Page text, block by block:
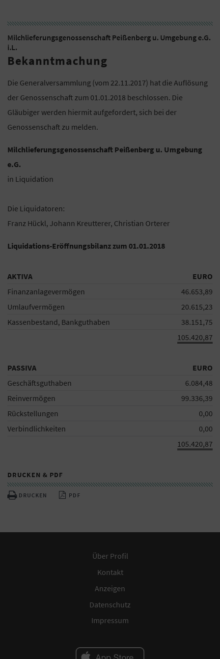
Milchlieferungsgenossenschaft Peißenberg u. Umgebung e.G.
i.L.
Bekanntmachung
Die Generalversammlung (vom 22.11.2017) hat die Auflösung
der Genossenschaft zum 01.01.2018 beschlossen. Die
Gläubiger werden hiermit aufgefordert, sich bei der
Genossenschaft zu melden.
Milchlieferungsgenossenschaft Peißenberg u. Umgebung
e.G.
in Liquidation
Die Liquidatoren:
Franz Hückl, Johann Kreutterer, Christian Orterer
Liquidations-Eröffnungsbilanz zum 01.01.2018
AKTIVA
EURO
Finanzanlagevermögen
46.653,89
Umlaufvermögen
20.615,23
Kassenbestand, Bankguthaben
38.151,75
105.420,87
PASSIVA
EURO
Geschäftsguthaben
6.084,48
Reinvermögen
99.336,39
Rückstellungen
0,00
Verbindlichkeiten
0,00
105.420,87
DRUCKEN & PDF
DRUCKEN PDF
Über Profil
Kontakt
Anzeigen
Datenschutz
Impressum